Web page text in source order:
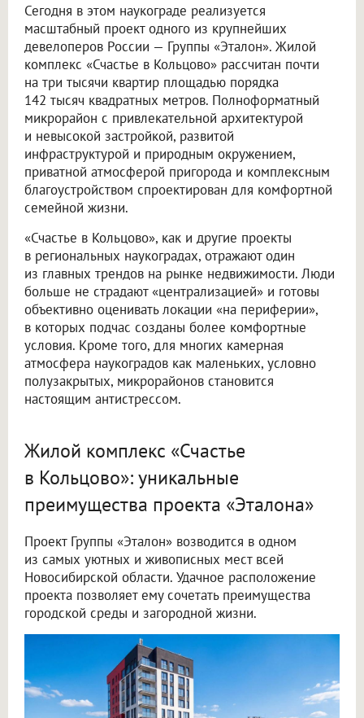
Сегодня в этом наукограде реализуется
масштабный проект одного из крупнейших
девелоперов России — Группы «Эталон». Жилой
комплекс «Счастье в Кольцово» рассчитан почти
на три тысячи квартир площадью порядка
142 тысяч квадратных метров. Полноформатный
микрорайон с привлекательной архитектурой
и невысокой застройкой, развитой
инфраструктурой и природным окружением,
приватной атмосферой пригорода и комплексным
благоустройством спроектирован для комфортной
семейной жизни.
«Счастье в Кольцово», как и другие проекты
в региональных наукоградах, отражают один
из главных трендов на рынке недвижимости. Люди
больше не страдают «централизацией» и готовы
объективно оценивать локации «на периферии»,
в которых подчас созданы более комфортные
условия. Кроме того, для многих камерная
атмосфера наукоградов как маленьких, условно
полузакрытых, микрорайонов становится
настоящим антистрессом.
Жилой комплекс «Счастье
в Кольцово»: уникальные
преимущества проекта «Эталона»
Проект Группы «Эталон» возводится в одном
из самых уютных и живописных мест всей
Новосибирской области. Удачное расположение
проекта позволяет ему сочетать преимущества
городской среды и загородной жизни.